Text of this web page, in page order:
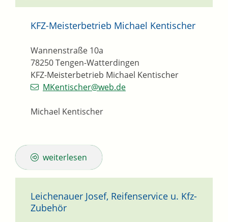
KFZ-Meisterbetrieb Michael Kentischer
KFZ-Meisterbetrieb Michael Kentischer
Wannenstraße 10a
78250Tengen-Watterdingen
MKentischer@web.de
Michael Kentischer
weiterlesen
Leichenauer Josef, Reifenservice u. Kfz-
Zubehör